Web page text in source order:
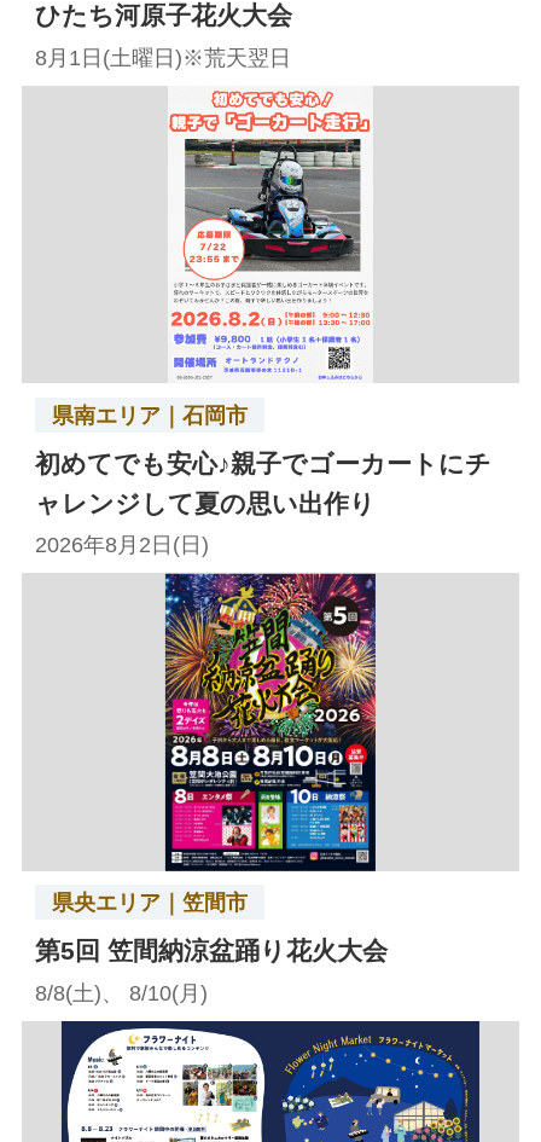
ひたち河原子花火大会
8月1日(土曜日)※荒天翌日
県南エリア｜石岡市
初めてでも安心♪親子でゴーカートにチ
ャレンジして夏の思い出作り
2026年8月2日(日)
県央エリア｜笠間市
第5回 笠間納涼盆踊り花火大会
8/8(土)、 8/10(月)